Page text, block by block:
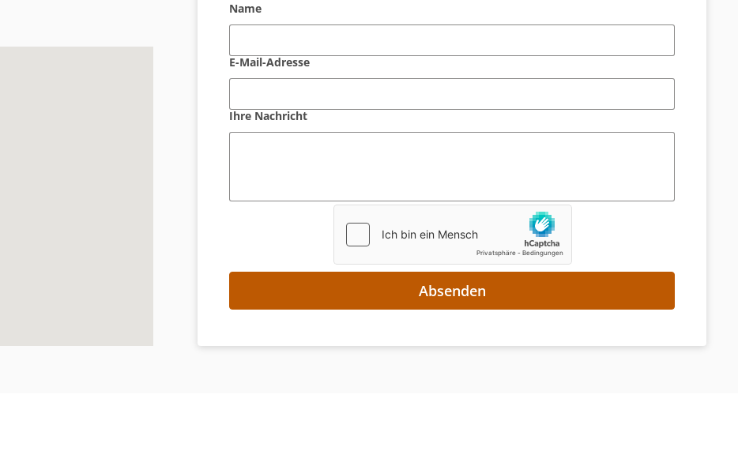
Name
E-Mail-Adresse
Ihre Nachricht
Absenden